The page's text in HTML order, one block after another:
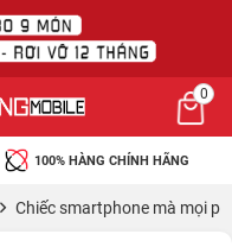
0
100% HÀNG CHÍNH HÃNG
Chiếc smartphone mà mọi